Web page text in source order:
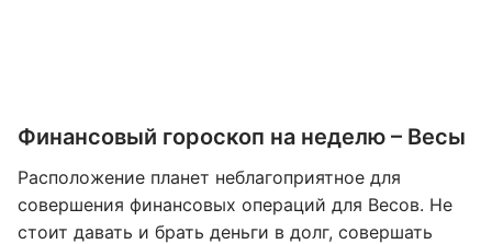
Финансовый гороскоп на неделю – Весы
Расположение планет неблагоприятное для
совершения финансовых операций для Весов. Не
стоит давать и брать деньги в долг, совершать